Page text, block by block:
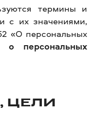
термины и
с их значениями,
«О персональных
о персональных
ЦЕЛИ